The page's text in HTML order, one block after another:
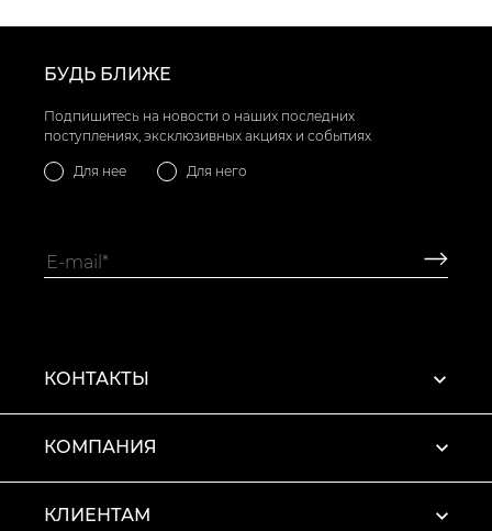
БУДЬ БЛИЖЕ
Подпишитесь на новости о наших последних
поступлениях, эксклюзивных акциях и событиях
Для нее Для него
КОНТАКТЫ
КОМПАНИЯ
КЛИЕНТАМ